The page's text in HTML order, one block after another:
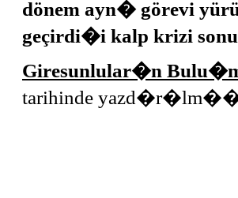
dönem ayn� görevi
geçirdi�i kalp krizi
Giresunlular�n
tarihinde